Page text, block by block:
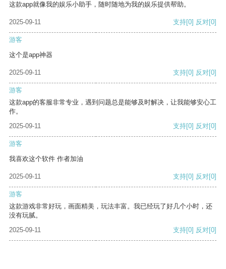
这款app就像我的娱乐小助手，随时随地为我的娱乐提供帮助。
2025-09-11 支持[0] 反对[0]
游客
这个是app神器
2025-09-11 支持[0] 反对[0]
游客
这款app的客服非常专业，遇到问题总是能够及时解决，让我能够安心工
作。
2025-09-11
支持[0] 反对[0]
游客
我喜欢这个软件 作者加油
2025-09-11 支持[0] 反对[0]
游客
这款游戏非常好玩，画面精美，玩法丰富。我已经玩了好几个小时，还
没有玩腻。
2025-09-11
支持[0] 反对[0]